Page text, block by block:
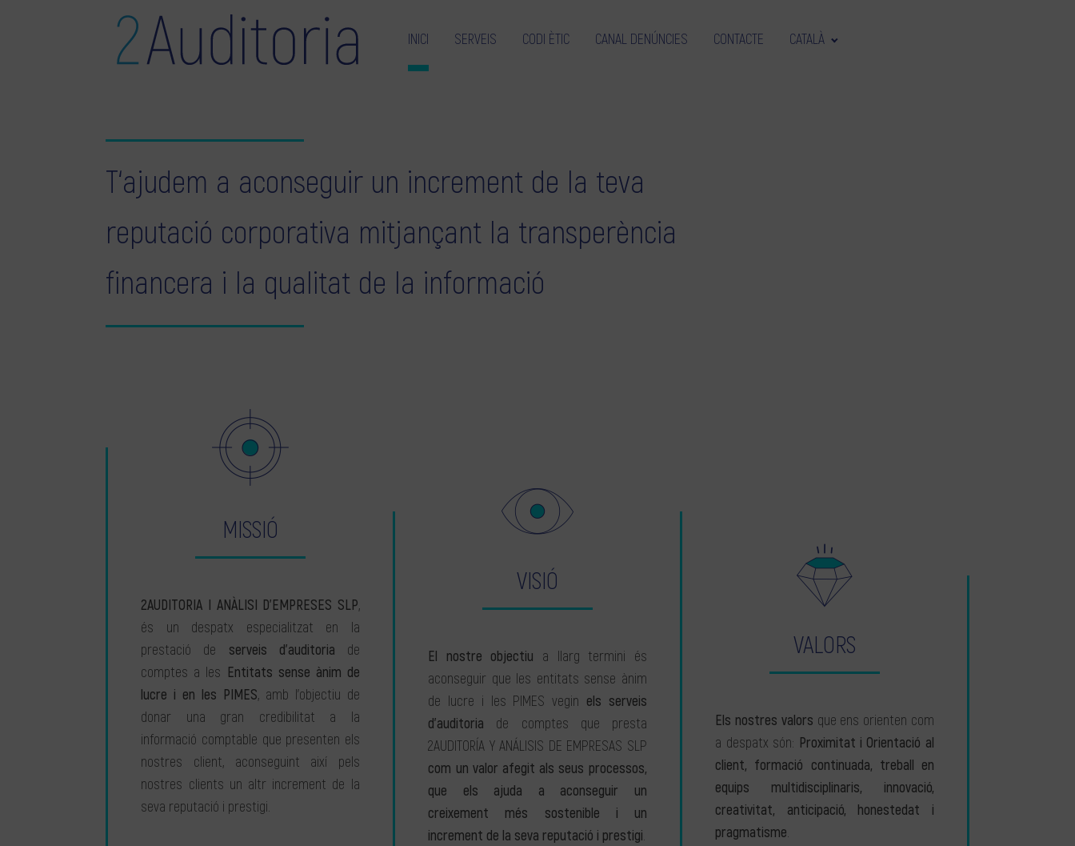
INICI SERVEIS CODI ÈTIC CANAL DENÚNCIES CONTACTE CATALÀ
T‘ajudem a aconseguir un increment de la teva
reputació corporativa mitjançant la transperència
financera i la qualitat de la informació
MISSIÓ
2AUDITORIA I ANÀLISI D’EMPRESES SLP,
és un despatx especialitzat en la
prestació de serveis d’auditoria de
comptes a les Entitats sense ànim de
lucre i en les PIMES, amb l’objectiu de
donar una gran credibilitat a la
informació comptable que presenten els
nostres client, aconseguint així pels
nostres clients un altr increment de la
seva reputació i prestigi.
VISIÓ
El nostre objectiu a llarg termini és
aconseguir que les entitats sense ànim
de lucre i les PIMES vegin els serveis
d’auditoria de comptes que presta
2AUDITORÍA Y ANÁLISIS DE EMPRESAS SLP
com un valor afegit als seus processos,
que els ajuda a aconseguir un
creixement més sostenible i un
increment de la seva reputació i prestigi.
VALORS
Els nostres valors que ens orienten com
a despatx són: Proximitat i Orientació al
client, formació continuada, treball en
equips multidisciplinaris, innovació,
creativitat, anticipació, honestedat i
pragmatisme.